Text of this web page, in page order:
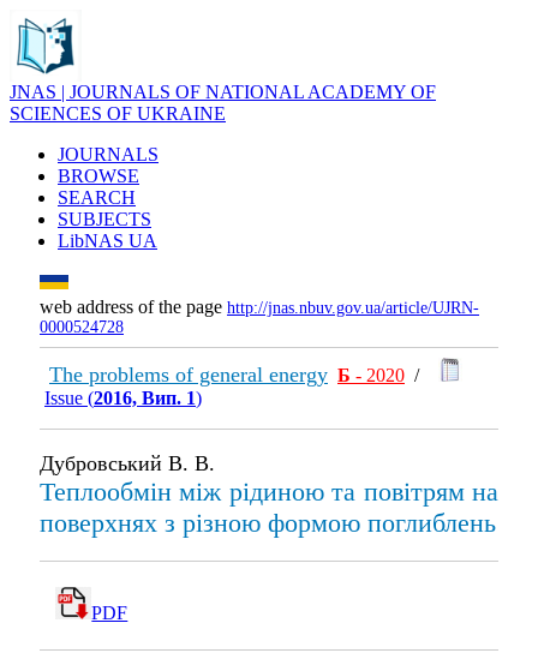
JNAS | JOURNALS OF NATIONAL ACADEMY OF
SCIENCES OF UKRAINE
JOURNALS
BROWSE
SEARCH
SUBJECTS
LibNAS UA
web address of the page http://jnas.nbuv.gov.ua/article/UJRN-
0000524728
The problems of general energy Б - 2020 /
Issue (2016, Вип. 1)
Дубровський В. В.
Теплообмін між рідиною та повітрям на
поверхнях з різною формою поглиблень
PDF